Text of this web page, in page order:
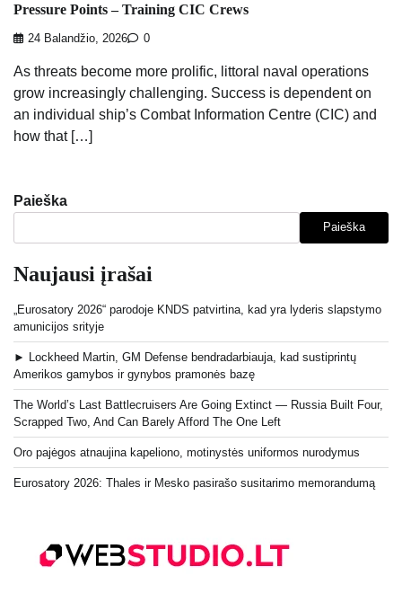
Pressure Points – Training CIC Crews
24 Balandžio, 2026 0
As threats become more prolific, littoral naval operations
grow increasingly challenging. Success is dependent on
an individual ship’s Combat Information Centre (CIC) and
how that […]
Paieška
Paieška
Naujausi įrašai
„Eurosatory 2026“ parodoje KNDS patvirtina, kad yra lyderis slapstymo
amunicijos srityje
► Lockheed Martin, GM Defense bendradarbiauja, kad sustiprintų
Amerikos gamybos ir gynybos pramonės bazę
The World’s Last Battlecruisers Are Going Extinct — Russia Built Four,
Scrapped Two, And Can Barely Afford The One Left
Oro pajėgos atnaujina kapeliono, motinystės uniformos nurodymus
Eurosatory 2026: Thales ir Mesko pasirašo susitarimo memorandumą